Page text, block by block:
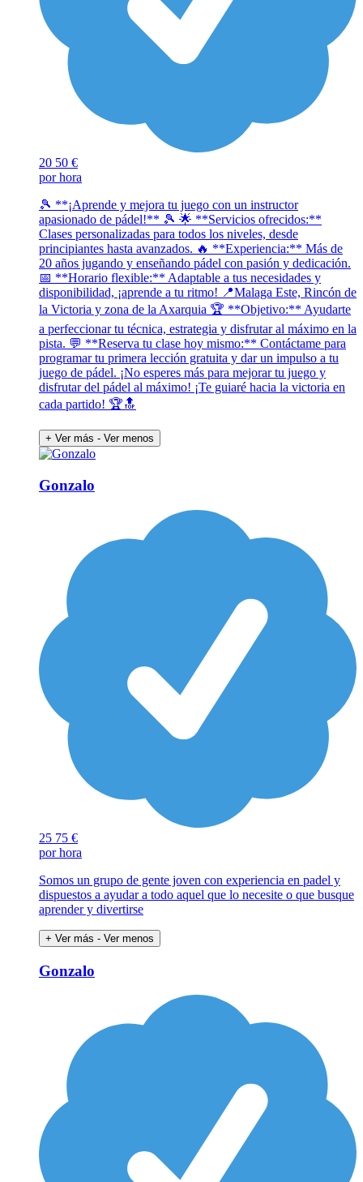
20 50 €
por hora
🎾 **¡Aprende y mejora tu juego con un instructor
apasionado de pádel!** 🎾 🌟 **Servicios ofrecidos:**
Clases personalizadas para todos los niveles, desde
principiantes hasta avanzados. 🔥 **Experiencia:** Más de
20 años jugando y enseñando pádel con pasión y dedicación.
📅 **Horario flexible:** Adaptable a tus necesidades y
disponibilidad, ¡aprende a tu ritmo! 📍Malaga Este, Rincón de
la Victoria y zona de la Axarquia 🏆 **Objetivo:** Ayudarte
a perfeccionar tu técnica, estrategia y disfrutar al máximo en la
pista. 💬 **Reserva tu clase hoy mismo:** Contáctame para
programar tu primera lección gratuita y dar un impulso a tu
juego de pádel. ¡No esperes más para mejorar tu juego y
disfrutar del pádel al máximo! ¡Te guiaré hacia la victoria en
cada partido! 🏆🔝
+ Ver más - Ver menos
Gonzalo
25 75 €
por hora
Somos un grupo de gente joven con experiencia en padel y
dispuestos a ayudar a todo aquel que lo necesite o que busque
aprender y divertirse
+ Ver más - Ver menos
Gonzalo